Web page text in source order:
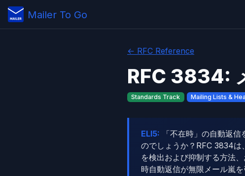
Mailer To Go
← RFC Reference
RFC 3834:
Standards Track Mailing Lists &
ELI5: 「不在時」の自動返
のでしょうか？RFC 3834は
を検出および抑制する方法
時自動返信が無限メール嵐を